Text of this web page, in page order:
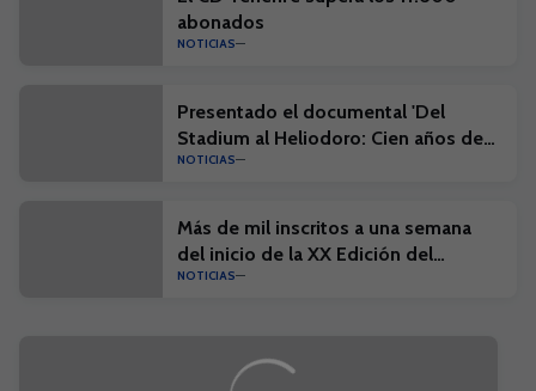
abonados
NOTICIAS
Presentado el documental 'Del
Stadium al Heliodoro: Cien años de
historia'
NOTICIAS
Más de mil inscritos a una semana
del inicio de la XX Edición del
Campus Suma y el I Campus Suma
NOTICIAS